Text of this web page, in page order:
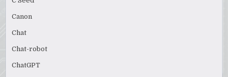
Canon
Chat
Chat-robot
ChatGPT